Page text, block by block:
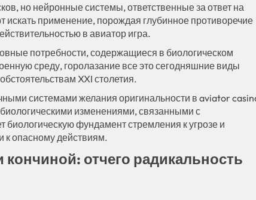
но нейронные системы, ответственные за ответ на
применение, порождая глубинное противоречие
в авиатор игра.
потребности, содержащиеся в биологическом
среду, горолазание все это сегодняшние виды
XXI столетия.
системами желания оригинальности в aviator
изменениями, связанными с
фундамент стремления к угрозе и
к опасному действиям.
отчего радикальность